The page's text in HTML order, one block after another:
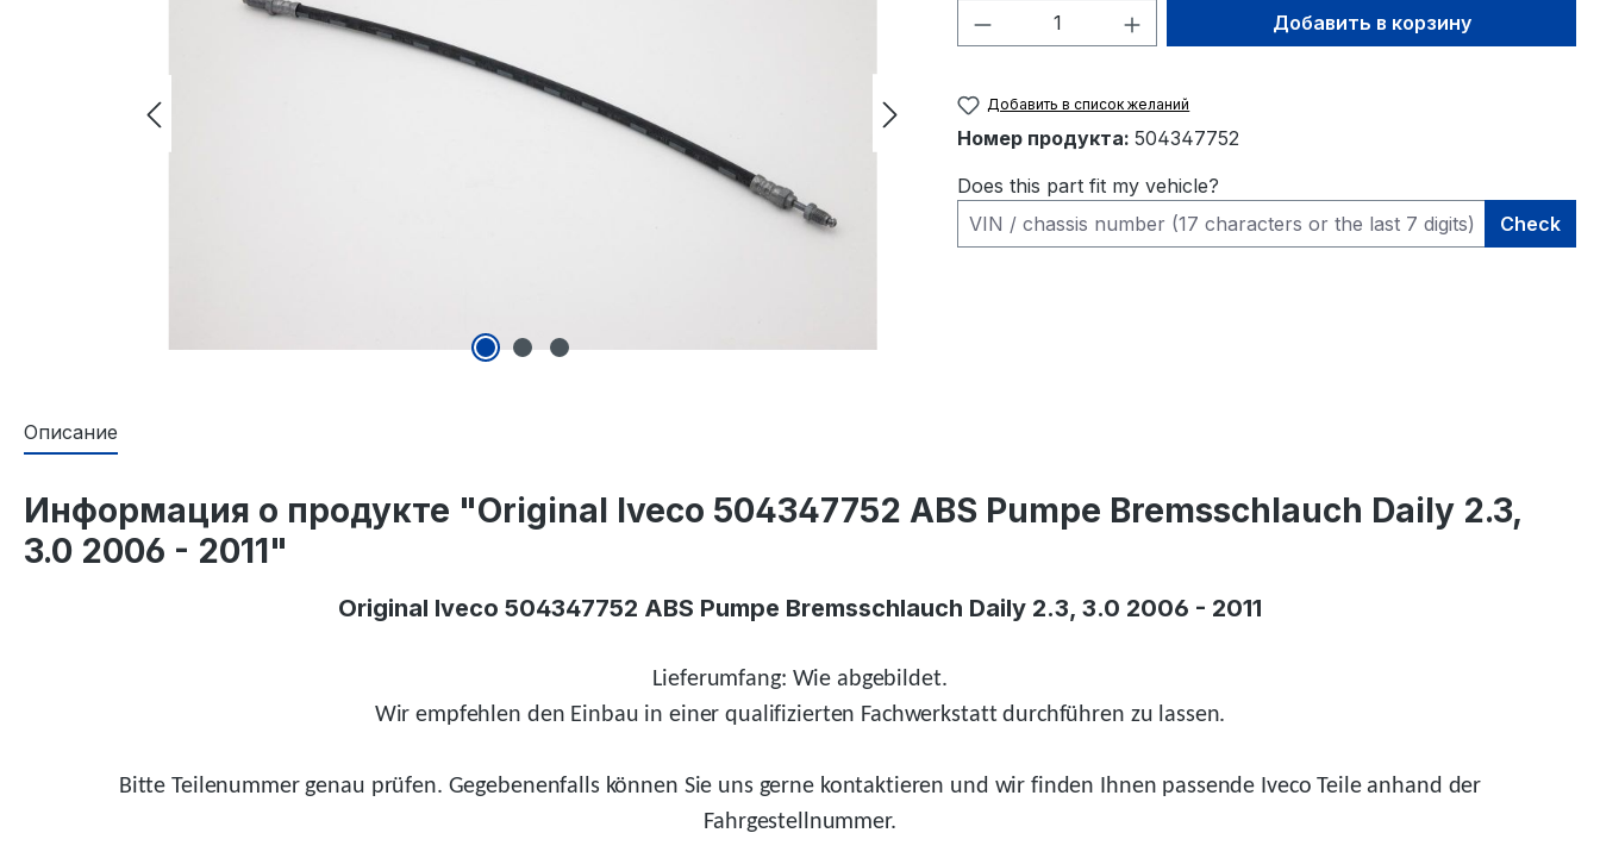
Количество продукта: введите желаемое
Добавить в корзину
Добавить в список желаний
Номер продукта: 504347752
Does this part fit my vehicle?
Check
Описание
Информация о продукте "Original Iveco 504347752 ABS Pumpe Bremsschlauch Daily 2.3,
3.0 2006 - 2011"
Original Iveco 504347752 ABS Pumpe Bremsschlauch Daily 2.3, 3.0 2006 - 2011
Lieferumfang: Wie abgebildet.
Wir empfehlen den Einbau in einer qualifizierten Fachwerkstatt durchführen zu lassen.
Bitte Teilenummer genau prüfen. Gegebenenfalls können Sie uns gerne kontaktieren und wir finden Ihnen passende Iveco Teile anhand der
Fahrgestellnummer.